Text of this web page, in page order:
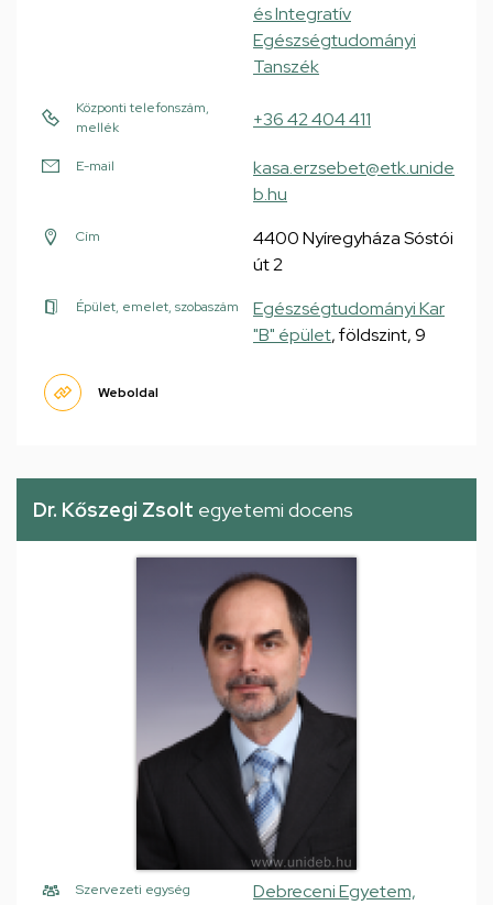
és Integratív
Egészségtudományi
Tanszék
Központi telefonszám,
mellék
+36 42 404 411
E-mail
kasa.erzsebet@etk.unide
b.hu
Cím
4400 Nyíregyháza Sóstói
út 2
Épület, emelet, szobaszám
Egészségtudományi Kar
"B" épület, földszint, 9
Weboldal
Dr. Kőszegi Zsolt egyetemi docens
Szervezeti egység
Debreceni Egyetem,